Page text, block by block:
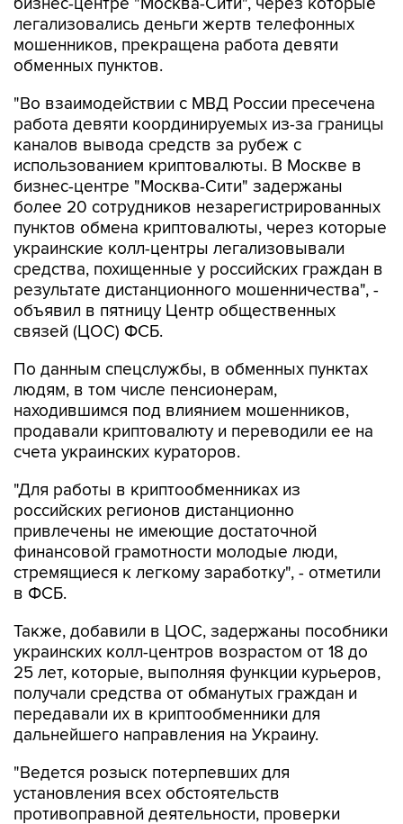
легализовались деньги жертв телефонных
мошенников, прекращена работа девяти
обменных пунктов.
"Во взаимодействии с МВД России пресечена
работа девяти координируемых из-за границы
каналов вывода средств за рубеж с
использованием криптовалюты. В Москве в
бизнес-центре "Москва-Сити" задержаны
более 20 сотрудников незарегистрированных
пунктов обмена криптовалюты, через которые
украинские колл-центры легализовывали
средства, похищенные у российских граждан в
результате дистанционного мошенничества", -
объявил в пятницу Центр общественных
связей (ЦОС) ФСБ.
По данным спецслужбы, в обменных пунктах
людям, в том числе пенсионерам,
находившимся под влиянием мошенников,
продавали криптовалюту и переводили ее на
счета украинских кураторов.
"Для работы в криптообменниках из
российских регионов дистанционно
привлечены не имеющие достаточной
финансовой грамотности молодые люди,
стремящиеся к легкому заработку", - отметили
в ФСБ.
Также, добавили в ЦОС, задержаны пособники
украинских колл-центров возрастом от 18 до
25 лет, которые, выполняя функции курьеров,
получали средства от обманутых граждан и
передавали их в криптообменники для
дальнейшего направления на Украину.
"Ведется розыск потерпевших для
установления всех обстоятельств
противоправной деятельности, проверки